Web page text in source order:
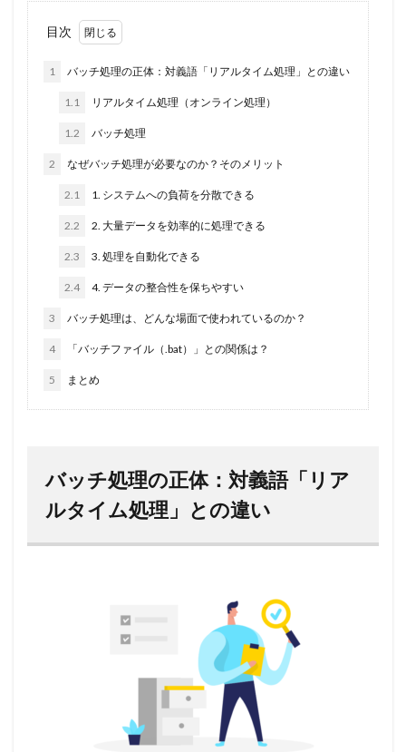
目次
1 バッチ処理の正体：対義語「リアルタイム処理」との違い
1.1 リアルタイム処理（オンライン処理）
1.2 バッチ処理
2 なぜバッチ処理が必要なのか？そのメリット
2.1 1. システムへの負荷を分散できる
2.2 2. 大量データを効率的に処理できる
2.3 3. 処理を自動化できる
2.4 4. データの整合性を保ちやすい
3 バッチ処理は、どんな場面で使われているのか？
4 「バッチファイル（.bat）」との関係は？
5 まとめ
バッチ処理の正体：対義語「リア
ルタイム処理」との違い